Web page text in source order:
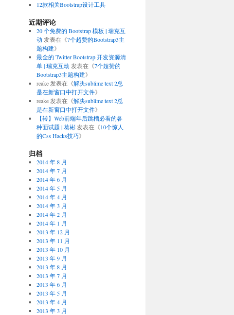
12款相关Bootstrap设计工具
近期评论
20 个免费的 Bootstrap 模板 | 瑞克互
动 发表在《7个超赞的Bootstrap3主
题构建》
最全的 Twitter Bootstrap 开发资源清
单 | 瑞克互动 发表在《7个超赞的
Bootstrap3主题构建》
reake发表在《解决sublime text 2总
是在新窗口中打开文件》
reake发表在《解决sublime text 2总
是在新窗口中打开文件》
【转】Web前端年后跳槽必看的各
种面试题 | 葛彬发表在《10个惊人
的Css Hacks技巧》
归档
2014 年 8 月
2014 年 7 月
2014 年 6 月
2014 年 5 月
2014 年 4 月
2014 年 3 月
2014 年 2 月
2014 年 1 月
2013 年 12 月
2013 年 11 月
2013 年 10 月
2013 年 9 月
2013 年 8 月
2013 年 7 月
2013 年 6 月
2013 年 5 月
2013 年 4 月
2013 年 3 月